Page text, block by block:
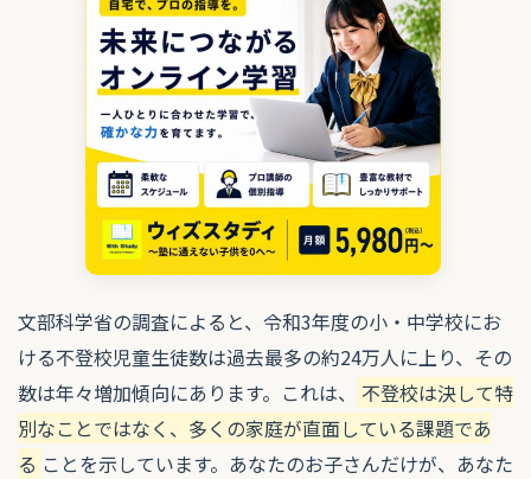
文部科学省の調査によると、令和3年度の小・中学校にお
ける不登校児童生徒数は過去最多の約24万人に上り、その
数は年々増加傾向にあります。これは、
不登校は決して特
別なことではなく、多くの家庭が直面している課題であ
る ことを示しています。あなたのお子さんだけが、あなた